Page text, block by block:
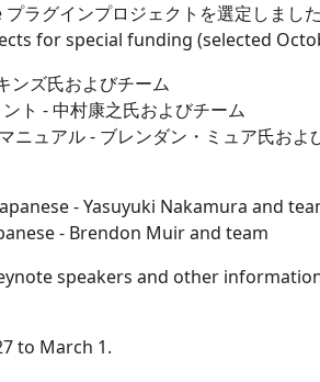
ラグインプロジェクトを選定しま
for special funding (selected
ンズ氏およびチーム
ト - 中村康之氏およびチーム
ニュアル - ブレンダン・ミュア氏およ
- Yasuyuki Nakamura and
- Brendon Muir and team
speakers and other
to March 1.